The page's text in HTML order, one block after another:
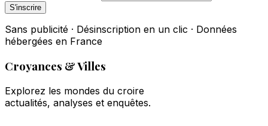
S'inscrire
Sans publicité · Désinscription en un clic · Données
hébergées en France
Croyances & Villes
Explorez les mondes du croire
actualités, analyses et enquêtes.